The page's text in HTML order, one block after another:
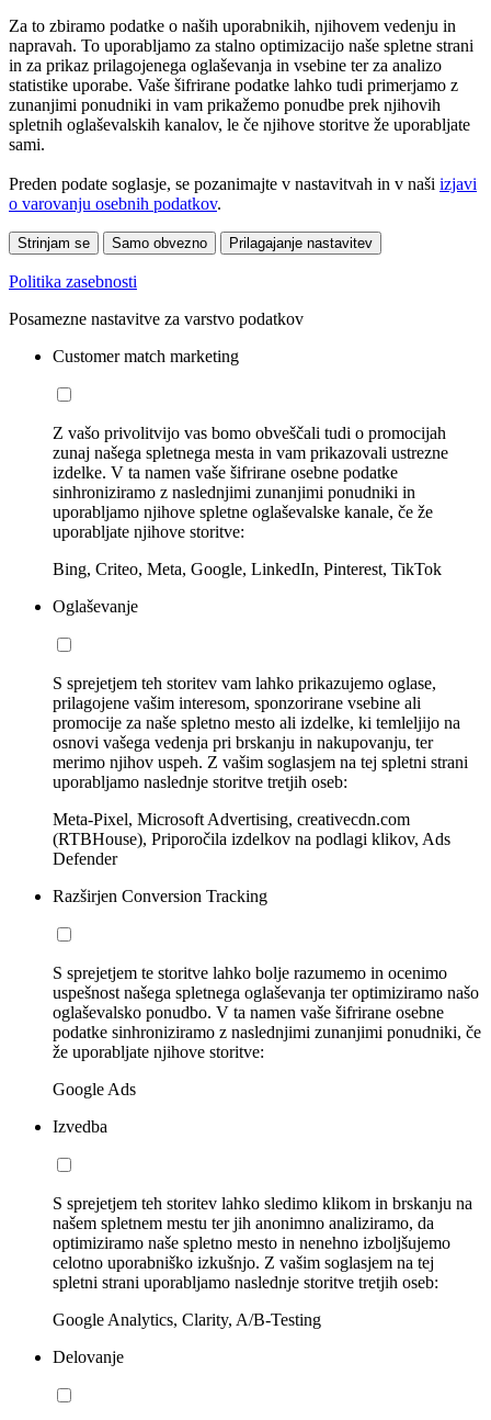
Za to zbiramo podatke o naših uporabnikih, njihovem vedenju in
napravah. To uporabljamo za stalno optimizacijo naše spletne strani
in za prikaz prilagojenega oglaševanja in vsebine ter za analizo
statistike uporabe. Vaše šifrirane podatke lahko tudi primerjamo z
zunanjimi ponudniki in vam prikažemo ponudbe prek njihovih
spletnih oglaševalskih kanalov, le če njihove storitve že uporabljate
sami.
Preden podate soglasje, se pozanimajte v nastavitvah in v naši izjavi
o varovanju osebnih podatkov.
Strinjam se Samo obvezno Prilagajanje nastavitev
Politika zasebnosti
Posamezne nastavitve za varstvo podatkov
Customer match marketing
Z vašo privolitvijo vas bomo obveščali tudi o promocijah
zunaj našega spletnega mesta in vam prikazovali ustrezne
izdelke. V ta namen vaše šifrirane osebne podatke
sinhroniziramo z naslednjimi zunanjimi ponudniki in
uporabljamo njihove spletne oglaševalske kanale, če že
uporabljate njihove storitve:
Bing, Criteo, Meta, Google, LinkedIn, Pinterest, TikTok
Oglaševanje
S sprejetjem teh storitev vam lahko prikazujemo oglase,
prilagojene vašim interesom, sponzorirane vsebine ali
promocije za naše spletno mesto ali izdelke, ki temleljijo na
osnovi vašega vedenja pri brskanju in nakupovanju, ter
merimo njihov uspeh. Z vašim soglasjem na tej spletni strani
uporabljamo naslednje storitve tretjih oseb:
Meta-Pixel, Microsoft Advertising, creativecdn.com
(RTBHouse), Priporočila izdelkov na podlagi klikov, Ads
Defender
Razširjen Conversion Tracking
S sprejetjem te storitve lahko bolje razumemo in ocenimo
uspešnost našega spletnega oglaševanja ter optimiziramo našo
oglaševalsko ponudbo. V ta namen vaše šifrirane osebne
podatke sinhroniziramo z naslednjimi zunanjimi ponudniki, če
že uporabljate njihove storitve:
Google Ads
Izvedba
S sprejetjem teh storitev lahko sledimo klikom in brskanju na
našem spletnem mestu ter jih anonimno analiziramo, da
optimiziramo naše spletno mesto in nenehno izboljšujemo
celotno uporabniško izkušnjo. Z vašim soglasjem na tej
spletni strani uporabljamo naslednje storitve tretjih oseb:
Google Analytics, Clarity, A/B-Testing
Delovanje